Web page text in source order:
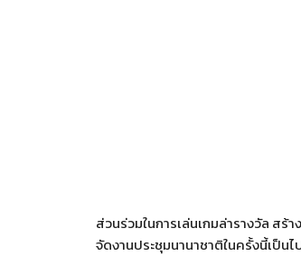
ส่วนร่วมในการเล่นเกมล่ารางวัล ส
จัดงานประชุมนานาชาติในครั้งนี้เป็น